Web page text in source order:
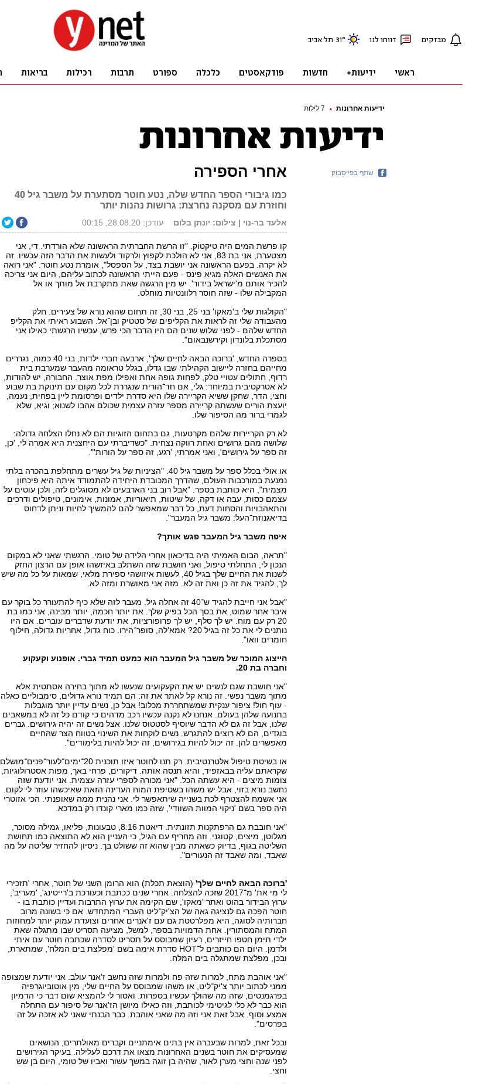
ידיעות אחרונות 7 לילות
אחרי הספירה
כמו גיבורי הספר החדש שלה, נטע חוטר מסתערת על משבר גיל 40
וחוזרת עם מסקנה נחרצת: גרושות נהנות יותר
אלעד בר-נוי | צילום: יונתן בלום עודכן: 28.08.20, 00:15
קו פרשת המים היה טיקטוֹק. "זו הרשת החברתית הראשונה שלא הורדתי. די, אני
מצטערת, אני בת 83, אני לא הולכת לקפוץ ולרקוד ולעשות את הדבר הזה עכשיו. זה
לא יקרה. בפעם הראשונה אני יושבת בצד, על הספסל", אומרת נטע חוטר. "אני רואה
את האנשים האלה מגיא פינס - פעם הייתי הראשונה לכתוב עליהם, היום אני צריכה
להכיר אותם מ'ישראל בידור'. יש מין הרגשה שאת מתקרבת אל מותך או אל
המקבילה שלו - שזה חוסר רלוונטיות מוחלט.
"הקולגות שלי ב'מאקו' בני 25, בני 30, זה תחום שהוא נורא של צעירים. חלק
מהעבודה שלי זה לראות את הקליפים של סטטיק ובן־אל. השבוע ראיתי את הקליפ
החדש שלהם - לפני שלוש שנים הם היו הדבר הכי פרש, עכשיו הרגשתי כאילו אני
מסתכלת בלונדון וקירשנבאום".
בספרה החדש, 'ברוכה הבאה לחיים שלך', ארבעה חברי ילדות, בני 40 כמוה, נגררים
מחייהם בחזרה ליישוב הקהילתי שבו גדלו, בגלל טראומה מהעבר שמערבת בית
רדוף, חתולים עטויי טלק, לפחות גופה אחת ואפילו מפת אוצר. החבורה, יש להודות,
לא אטרקטיבית במיוחד: גלי, אם חד־הורית שנגררת לכל מקום עם תינוקת בת שבוע
וחצי; הדר, שחקן ששיא הקריירה שלו היא סדרת ילדים ופרסומת ליין בפחית; נעמה,
יועצת הורים שעשתה קריירה מספר עזרה עצמית שכולם אהבו לשנוא; וגיא, שלא
לגמרי ברור מה הסיפור שלו.
לא רק הקריירות שלהם מקרטעות, גם בתחום הזוגיות הם לא נחלו הצלחה גדולה:
שלושה מהם גרושים ואחת רווקה נצחית. "כשדיברתי עם היחצנית היא אמרה לי, 'כן,
זה ספר על גירושים', ואני אמרתי, 'רגע, זה ספר על הורות'".
או אולי בכלל ספר על משבר גיל 40. "הציניות של גיל עשרים מתחלפת בהכרה בלתי
נמנעת במורכבות העולם, שהדרך המכובדת היחידה להתמודד איתה היא פיכחון
מצמית", היא כותבת בספר. "אבל רוב בני הארבעים לא מסוגלים לזה, ולכן עוטים על
עצמם כסות, עבה או דקה, של שיטות, תיאוריות, אמונות, אימונים, טיפולים ודרכים
והתאהבויות והסחות דעת, כל דבר שמאפשר להם להמשיך לחיות וניתן לדחוס
בדיאגנוזת־העל: משבר גיל המעבר".
איפה משבר גיל המעבר פגש אותך?
"תראה, הבום האמיתי היה בדיכאון אחרי הלידה של טומי. הרגשתי שאני לא במקום
הנכון לי, התחלתי טיפול, ואני חושבת שזה השתלב באיזשהו אופן עם הרצון החזק
לשנות את החיים שלך בגיל 40, לעשות איזושהי ספירת מלאי, שמאוּת על כל מה שיש
לך, להגיד את זה כן ואת זה לא. מזה אני מאושרת ומזה לא.
"אבל אני חייבת להגיד ש־40 זה אחלה גיל. מעבר לזה שלא כיף להתעורר כל בוקר עם
איבר אחר שמוט, את בסך הכל בפּיק שלך. את יותר חכמה, יותר מבינה, אני כמו בת
20 רק עם מוח. יש לך סלף, יש לך פרופורציות, את יודעת שדברים עוברים. אם היו
נותנים לי את כל זה בגיל 20? אמא'לה, סופר־הירו. כוח גדול, אחריות גדולה, חילוף
חומרים וואו".
הייצוג המוכר של משבר גיל המעבר הוא כמעט תמיד גברי. אופנוע וקעקוע
וחברה בת 20.
"אני חושבת שגם לנשים יש את הקעקועים שנעשו לא מתוך בחירה אסתטית אלא
מתוך משבר נפשי. זה נורא קל לאתר את זה: הם תמיד נורא גדולים, סימבוליים כאלה
- עוף חול! ציפור ענקית שמשתחררת מכלוב! אבל כן, נשים עדיין יותר מוגבלות
בתנועה שלהן בעולם. אנחנו לא נקנה עכשיו רכב מדהים כי קודם כל זה לא במשאבים
שלנו, אבל זה גם לא הדבר שיוסיף לסטטוס שלנו. אצל נשים זה יהיה גירושים. גברים
בוגדים, הם לא רוצים להתגרש. נשים לוקחות את השינוי בטווח הצר שהחיים
מאפשרים להן. זה יכול להיות בגירושים, זה יכול להיות בלימודים".
או בשיטת טיפול אלטרנטיבית. רק תנו לחוטר איזו תוכנית 20־ימים־לעור־פנים־מושלם
שקראתם עליה בבאזפיד, והיא תנסה אותה. דיקורים, פרחי באך, מפות אסטרולוגיות,
צומות מיצים - היא עשתה הכל. "אני מכורה לספרי עזרה עצמית. אני יודעת שזה
נחשב נורא בזוי, אבל יש משהו בשטיפת המוח העדינה הזאת שאיכשהו עוזר לי לקום.
אני אשמח להצטרף לכת בשנייה שיתאפשר לי. אני נהנית ממה שאופנתי. הכי אזוטרי
היה ספר בשם 'ניקוי המוות השוודי', שזה כמו מארי קונדו רק במדכא.
"אני חובבת גם הרפתקנות תזונתית. דיאטת 8:16, טבעונות, פליאו, גמילה מסוכר,
מגלוטן, מיצים, קטוגני. וזה מחריף עם הגיל, כי העניין הוא לא התוצאה כמו תחושת
השליטה בגוף, בדיוק כשאתה מבין שהוא זה ששולט בך. ניסיון להחזיר שליטה על מה
שאבד, ומה שאבד זה הנעורים".
'ברוכה הבאה לחיים שלך' (הוצאת תכלת) הוא הרומן השני של חוטר, אחרי 'תזכירי
לי מי את' מ־2017 שזכה להצלחה. אחרי שנים ככתבת וכעורכת ב'רייטינג', 'מעריב',
ערוץ הבידור בהוט ואתר 'מאקו', שם הקימה את ערוץ התרבות ועדיין כותבת בו -
חוטר הפכה גם לנציגה גאה של הצ'יק־ליט העברי המתחדש. אם כי בשונה מרוב
חברותיה לסוגה, היא מפלרטטת גם עם ז'אנרים אחרים וצועדת עמוק יותר למחוזות
המתח והמסתורין. אחת הדמויות בספר, למשל, מציעה תסריט שבו מתגלה שאת
ילדי תימן חטפו חייזרים, רעיון שמבוסס על תסריט לסדרה שכתבה חוטר עם איתי
ולדמן. היום הם כותבים ל־HOT סדרת אימה בשם 'מפלצת בים המלח', שמתארת,
ובכן, מפלצת שמתגלה בים המלח.
"אני אוהבת מתח, למרות שזה פח ולמרות שזה נחשב ז'אנר עולב. אני יודעת שמצופה
ממני לכתוב יותר צ'יק־ליט, או משהו שמבוסס על החיים שלי, מין אוטוביוגרפיה
בפרגמנטים, שזה מה שהולך עכשיו בספרות. ואסור לי להמציא שום דבר כי הדמיון
הוא כבר לא כלי לגיטימי לכותבת, וזה כאילו מיושן הז'אנר של סיפור עם התחלה
אמצע וסוף. אבל זאת אני וזה מה שאני אוהבת. כבר הבנתי שאני לא אזכה על זה
בפרסים".
ובכל זאת, למרות שבעברה אין בתים אימתניים וקברים מאולתרים, הנושאים
שמעסיקים את חוטר בשנים האחרונות מצאו את דרכם לעלילה. בעיקר הגירושים
לפני שנה וחצי מערן לאור, שהיה בן זוגה במשך עשור ואביו של טומי, היום בן שש
וחצי.
שתף בפייסבוק